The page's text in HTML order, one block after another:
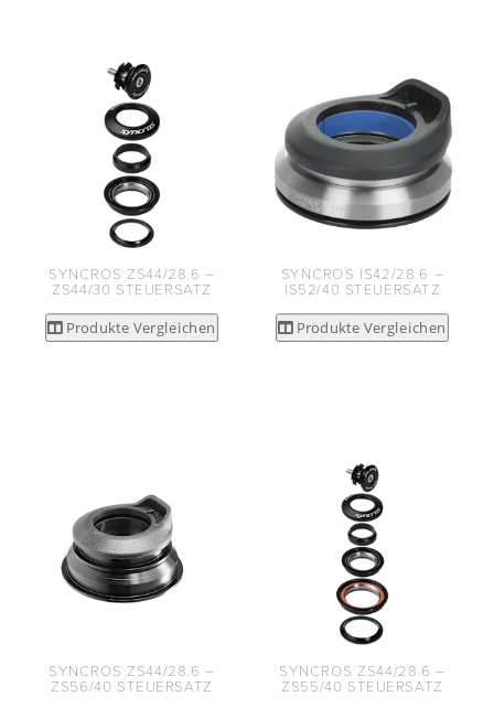
SYNCROS ZS44/28.6 –
ZS44/30 STEUERSATZ
Produkte Vergleichen
SYNCROS IS42/28.6 –
IS52/40 STEUERSATZ
Produkte Vergleichen
SYNCROS ZS44/28.6 –
ZS56/40 STEUERSATZ
SYNCROS ZS44/28.6 –
ZS55/40 STEUERSATZ